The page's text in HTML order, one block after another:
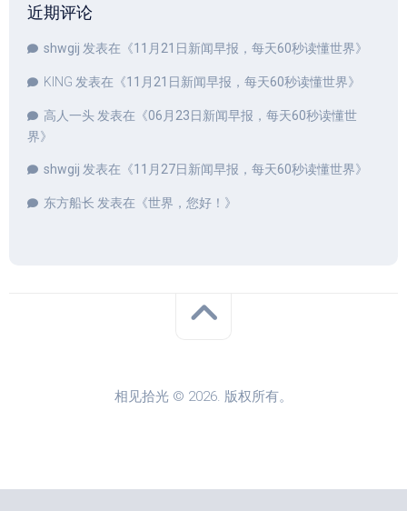
近期评论
shwgij 发表在《11月21日新闻早报，每天60秒读懂世界》
KING 发表在《11月21日新闻早报，每天60秒读懂世界》
高人一头发表在《06月23日新闻早报，每天60秒读懂世
界》
shwgij 发表在《11月27日新闻早报，每天60秒读懂世界》
东方船长 发表在《世界，您好！ 》
相见拾光 © 2026. 版权所有。